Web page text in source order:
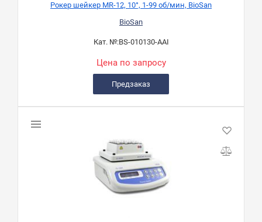
Рокер шейкер MR-12, 10°, 1-99 об/мин, BioSan
BioSan
Кат. №:BS-010130-AAI
Цена по запросу
Предзаказ